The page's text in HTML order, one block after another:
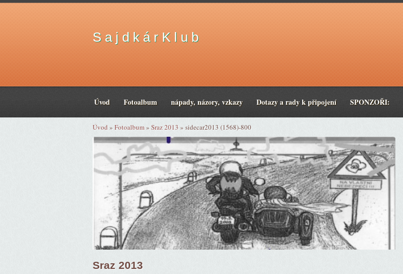
S a j d k á r K l u b
Úvod Fotoalbum nápady, názory, vzkazy Dotazy a rady k připojení SPONZOŘI:
Úvod » Fotoalbum» Sraz 2013 » sidecar2013 (1568)-800
Sraz 2013